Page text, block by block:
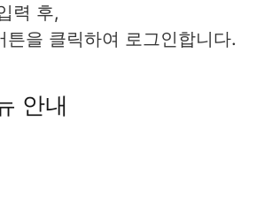
력 후,
튼을 클릭하여 로그인합니다.
안내